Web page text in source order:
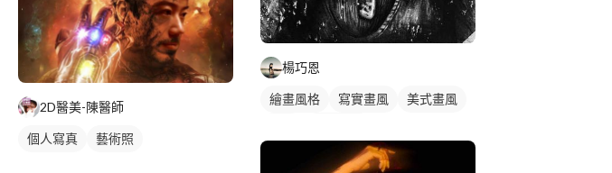
2D醫美-陳醫師
個人寫真 藝術照
楊巧恩
繪畫風格 寫實畫風
美式畫風